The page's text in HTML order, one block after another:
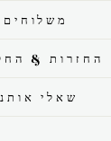
משלוחים
החזרות &
שאלי